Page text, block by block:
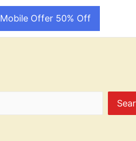
Mobile Offer 50% Off